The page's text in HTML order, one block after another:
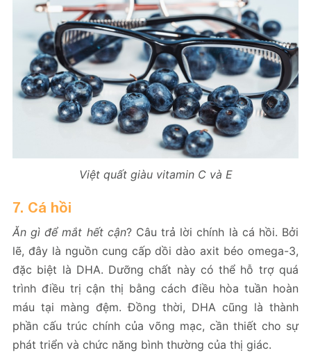
Việt quất giàu vitamin C và E
7. Cá hồi
Ăn gì để mắt hết cận? Câu trả lời chính là cá hồi. Bởi
lẽ, đây là nguồn cung cấp dồi dào axit béo omega-3,
đặc biệt là DHA. Dưỡng chất này có thể hỗ trợ quá
trình điều trị cận thị bằng cách điều hòa tuần hoàn
máu tại màng đệm. Đồng thời, DHA cũng là thành
phần cấu trúc chính của võng mạc, cần thiết cho sự
phát triển và chức năng bình thường của thị giác.